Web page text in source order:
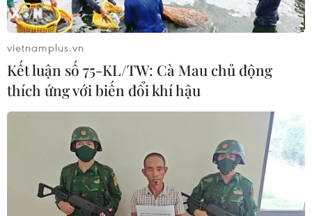
20 quốc gia và vùng lãnh thổ tham gia trưng bày cập
nhật sản phẩm, kỹ thuật, công nghệ mới
vietnamplus.vn
Kết luận số 75-KL/TW: Cà Mau chủ động
thích ứng với biến đổi khí hậu